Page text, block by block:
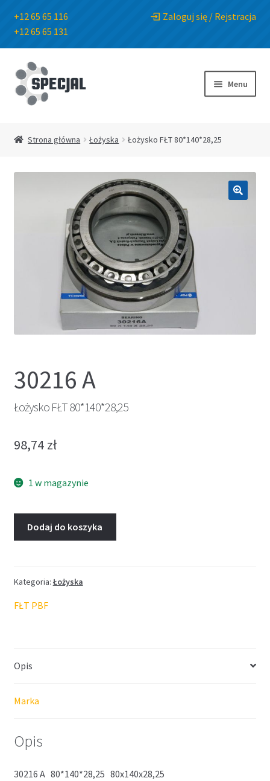
+12 65 65 116
+12 65 65 131
Zaloguj się / Rejstracja
Przejdź
do
nawigacji
Przejdź
do
treści
Menu
Strona główna Łożyska Łożysko FŁT 80*140*28,25
30216 A
Łożysko FŁT 80*140*28,25
98,74 zł
1 w magazynie
Dodaj do koszyka
Kategoria: Łożyska
FŁT PBF
Opis
Marka
Opis
30216 A 80*140*28,25 80x140x28,25